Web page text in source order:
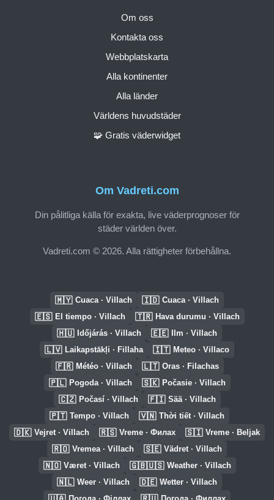
Om Vadreti.com
Din pålitliga källa för exakta, live väderprognoser för
städer världen över.
Vadreti.com © 2026. Alla rättigheter förbehållna.
Om oss
Kontakta oss
Webbplatskarta
Alla kontinenter
Alla länder
Världens huvudstäder
🧩 Gratis väderwidget
🇲🇾 Cuaca · Villach 🇮🇩 Cuaca · Villach
🇪🇸 El tiempo · Villach 🇹🇷 Hava durumu · Villach
🇭🇺 Időjárás · Villach 🇪🇪 Ilm · Villach
🇱🇻 Laikapstākļi · Fillaha 🇮🇹 Meteo · Villaco
🇫🇷 Météo · Villach 🇱🇹 Oras · Filachas
🇵🇱 Pogoda · Villach 🇸🇰 Počasie · Villach
🇨🇿 Počasí · Villach 🇫🇮 Sää · Villach
🇵🇹 Tempo · Villach 🇻🇳 Thời tiết · Villach
🇩🇰 Vejret · Villach 🇷🇸 Vreme · Филах 🇸🇮 Vreme · Beljak
🇷🇴 Vremea · Villach 🇸🇪 Vädret · Villach
🇳🇴 Været · Villach 🇬🇧🇺🇸 Weather · Villach
🇳🇱 Weer · Villach 🇩🇪 Wetter · Villach